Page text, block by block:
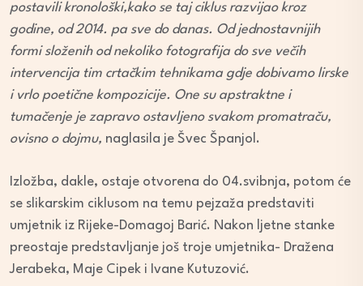
postavili kronološki,kako se taj ciklus razvijao kroz
godine, od 2014. pa sve do danas. Od jednostavnijih
formi složenih od nekoliko fotografija do sve večih
intervencija tim crtačkim tehnikama gdje dobivamo lirske
i vrlo poetične kompozicije. One su apstraktne i
tumačenje je zapravo ostavljeno svakom promatraču,
ovisno o dojmu, naglasila je Švec Španjol.
Izložba, dakle, ostaje otvorena do 04.svibnja, potom će
se slikarskim ciklusom na temu pejzaža predstaviti
umjetnik iz Rijeke-Domagoj Barić. Nakon ljetne stanke
preostaje predstavljanje još troje umjetnika- Dražena
Jerabeka, Maje Cipek i Ivane Kutuzović.